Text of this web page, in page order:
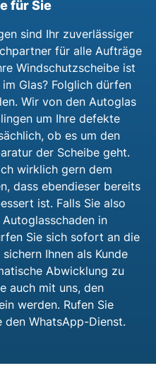
für Sie
sind Ihr zuverlässiger
für alle Aufträge
Windschutzscheibe ist
Glas? Folglich dürfen
Wir von den Autoglas
um Ihre defekte
ob es um den
der Scheibe geht.
wirklich gern dem
dass ebendieser bereits
ist. Falls Sie also
in
Sie sich sofort an die
Ihnen als Kunde
Abwicklung zu
auch mit uns, den
werden. Rufen Sie
WhatsApp-Dienst.